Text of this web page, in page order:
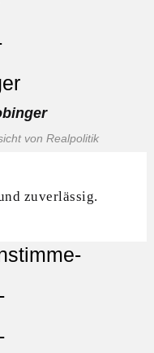
von Realpolitik
zuverlässig.